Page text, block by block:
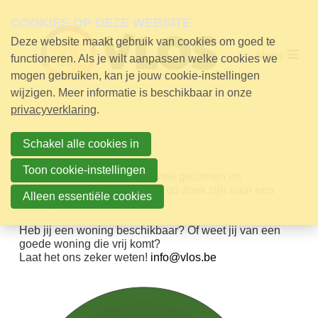
links
Jump
to
navigation
Jump
to
main
Menu
Woonloket
Wij begeleiden een heel aantal gezinnen en
alleenstaanden die dringend op zoek zijn naar een
woning.
Heb jij een woning beschikbaar? Of weet jij van een
goede woning die vrij komt?
Laat het ons zeker weten! info@vlos.be
Over VLOS
Werking
Bazar
Medische onthaal
Huisvesting
Klusdienst
Educatie
Nieuws
Contact
COOKIES OP DEZE WEBSITE
Deze website maakt gebruik van cookies om goed te
functioneren. Als je wilt aanpassen welke cookies we
mogen gebruiken, kan je jouw cookie-instellingen
wijzigen. Meer informatie is beschikbaar in onze
privacyverklaring.
Schakel alle cookies in
Toon cookie-instellingen
Alleen essentiële cookies